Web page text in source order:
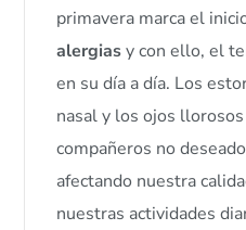
primavera marca el
alergiasy con ello, el
en su día a día. Los
nasal y los ojos
compañeros no
afectando nuestra
nuestras actividades